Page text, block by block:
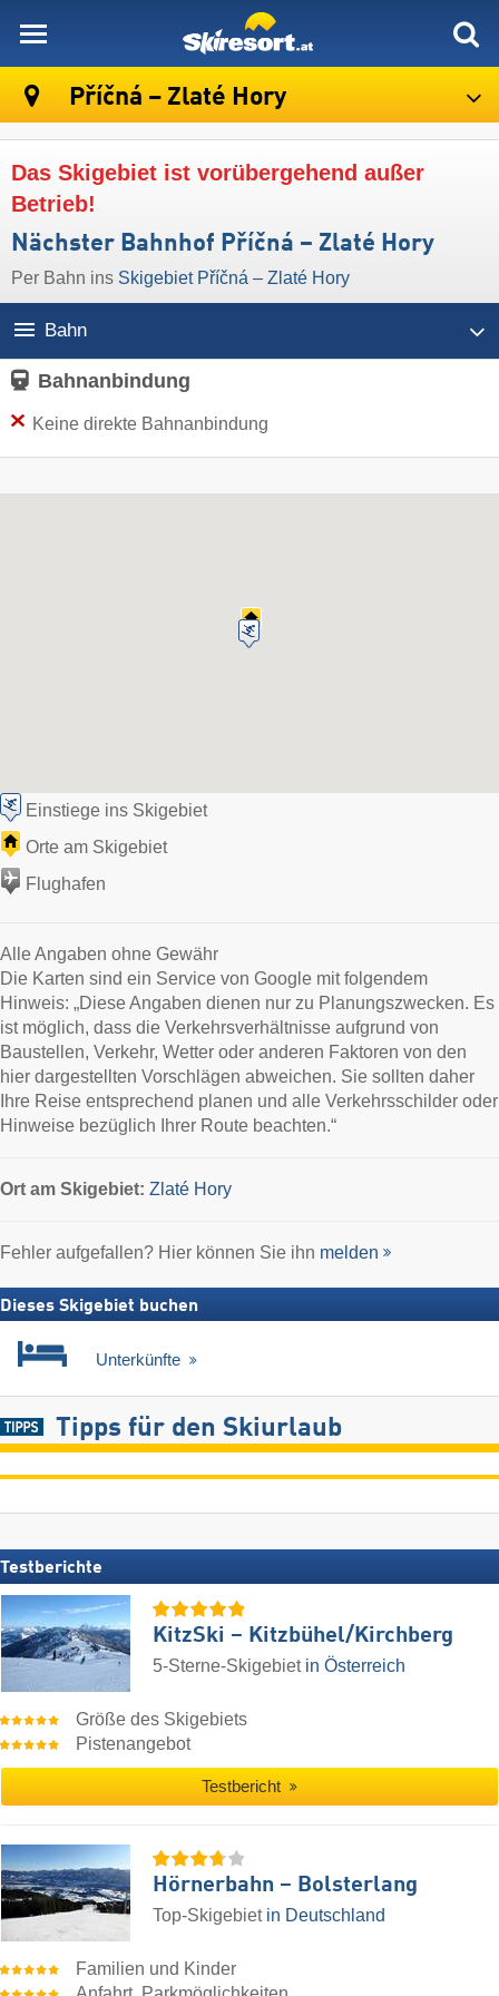
Příčná – Zlaté Hory
Das Skigebiet ist vorübergehend außer
Betrieb!
Nächster Bahnhof Příčná – Zlaté Hory
Per Bahn ins Skigebiet Příčná – Zlaté Hory
Bahn
Bahnanbindung
Keine direkte Bahnanbindung
Einstiege ins Skigebiet
Orte am Skigebiet
Flughafen
Alle Angaben ohne Gewähr
Die Karten sind ein Service von Google mit folgendem
Hinweis: „Diese Angaben dienen nur zu Planungszwecken. Es
ist möglich, dass die Verkehrsverhältnisse aufgrund von
Baustellen, Verkehr, Wetter oder anderen Faktoren von den
hier dargestellten Vorschlägen abweichen. Sie sollten daher
Ihre Reise entsprechend planen und alle Verkehrsschilder oder
Hinweise bezüglich Ihrer Route beachten.“
Ort am Skigebiet: Zlaté Hory
Fehler aufgefallen? Hier können Sie ihn melden
Dieses Skigebiet buchen
Unterkünfte
Tipps für den Skiurlaub
Testberichte
KitzSki – Kitzbühel/​Kirchberg
5-Sterne-Skigebiet in Österreich
Größe des Skigebiets
Pistenangebot
Testbericht
Hörnerbahn – Bolsterlang
Top-Skigebiet in Deutschland
Familien und Kinder